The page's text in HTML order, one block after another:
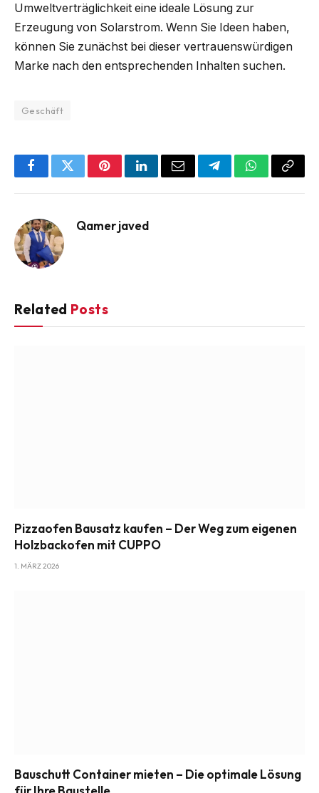
Umweltverträglichkeit eine ideale Lösung zur
Erzeugung von Solarstrom. Wenn Sie Ideen haben,
können Sie zunächst bei dieser vertrauenswürdigen
Marke nach den entsprechenden Inhalten suchen.
Geschäft
FacebookTwitterPinterestLinkedInEmail TelegramWhatsApp
Copy
Qamer javed
Related Posts
Pizzaofen Bausatz kaufen – Der Weg zum eigenen
Holzbackofen mit CUPPO
1. MÄRZ 2026
Bauschutt Container mieten – Die optimale Lösung